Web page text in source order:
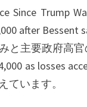
後
の
動
向
Since Trump
after Bessent
と主要政府高
as losses
ています。